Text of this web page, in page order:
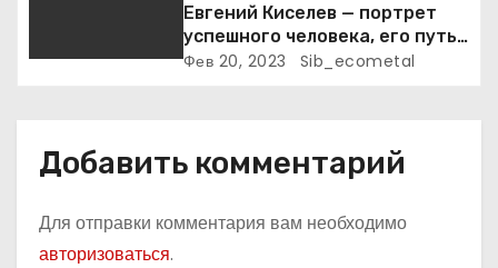
м
Евгений Киселев — портрет
успешного человека, его путь
к славе и личное счастье
Фев 20, 2023 Sib_ecometal
Добавить комментарий
Для отправки комментария вам необходимо
авторизоваться.